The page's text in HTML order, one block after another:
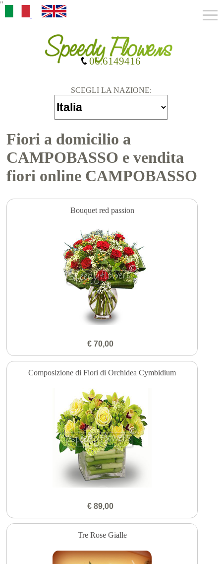
"
SCEGLI LA NAZIONE:
06.6149416
Fiori a domicilio a
CAMPOBASSO e vendita
fiori online CAMPOBASSO
Bouquet red passion
€ 70,00
Composizione di Fiori di Orchidea Cymbidium
€ 89,00
Tre Rose Gialle